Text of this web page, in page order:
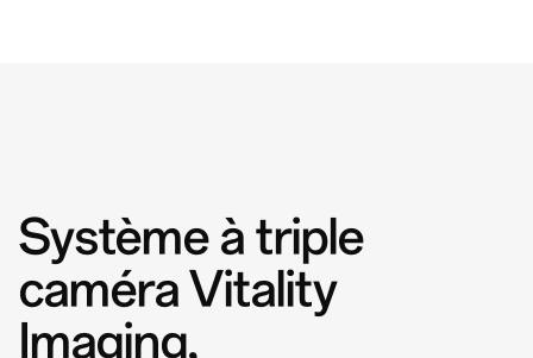
Système à triple
caméra Vitality
Imaging,